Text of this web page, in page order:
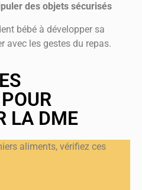
des objets sécurisés
bébé à développer sa
avec les gestes du repas.
LA DME
aliments, vérifiez ces